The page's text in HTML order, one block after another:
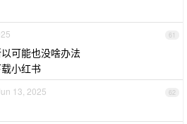
61
可能也没啥办法
小红书
62
13, 2025